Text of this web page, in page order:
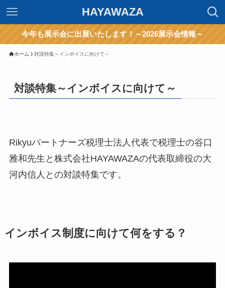
HAYAWAZA
今年も展示会に出展いたします！～2026展示会情報～
ホーム 対談特集～インボイスに向けて～
対談特集～インボイスに向けて～
Rikyuパートナーズ税理士法人代表で税理士の谷口
雅和先生と株式会社HAYAWAZAの代表取締役の大
河内信人との対談特集です。
インボイス制度に向けて何をする？